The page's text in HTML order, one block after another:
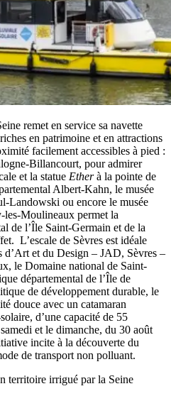
remet en service sa navette
en patrimoine et en attractions
facilement accessibles à pied :
Billancourt, pour admirer
et la statue Etherà la pointe de
Albert-Kahn, le musée
Landowski ou encore le musée
les-Moulineaux permet la
de l’Île Saint-Germain et de la
L’escale de Sèvres est idéale
d’Art et du Design – JAD, Sèvres –
le Domaine national de Saint-
départemental de l’Île de
de développement durable, le
douce avec un catamaran
d’une capacité de 55
et le dimanche, du 30 août
incite à la découverte du
de transport non polluant.
territoire irrigué par la Seine